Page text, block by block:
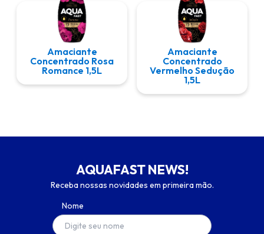
Amaciante
Concentrado Rosa
Romance 1,5L
Amaciante
Concentrado
Vermelho Sedução
1,5L
AQUAFAST NEWS!
Receba nossas novidades em primeira mão.
Nome